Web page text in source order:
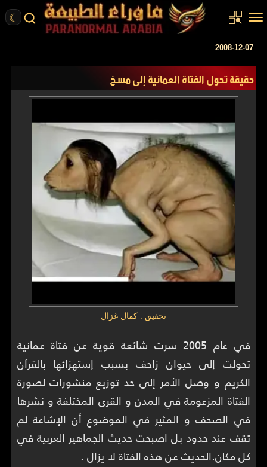
☾
الرئيسية
قصص واقعية
ركن الخيال
عن الموقع
ENGLISH
2008-12-07
حقيقة تحول الفتاة العمانية إلى مسخ
تحقيق : كمال غزال
في عام 2005 سرت شائعة قوية عن فتاة عمانية
تحولت إلى حيوان زاحف بسبب إستهزائها بالقرآن
الكريم و وصل الأمر إلى حد توزيع منشورات لصورة
الفتاة المزعومة في المدن و القرى المختلفة و نشرها
في الصحف و المثير في الموضوع أن الإشاعة لم
تقف عند حدود بل اصبحت حديث الجماهير العربية في
كل مكان.الحديث عن هذه الفتاة لا يزال .